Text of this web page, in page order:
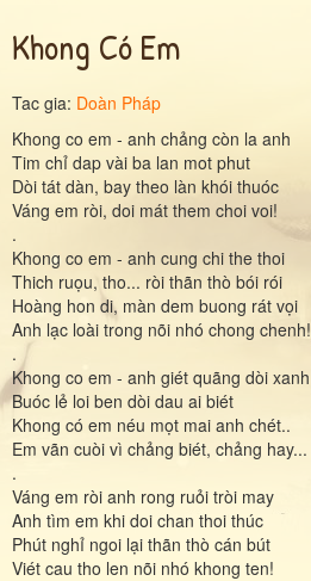
Khong Có Em
Tac gia: Doàn Pháp
Khong co em - anh chảng còn la anh
Tim chỉ dap vài ba lan mot phut
Dòi tát dàn, bay theo làn khói thuóc
Váng em ròi, doi mát them choi voi!
.
Khong co em - anh cung chi the thoi
Thich ruọu, tho... ròi thãn thò bói rói
Hoàng hon di, màn dem buong rát vọi
Anh lạc loài trong nõi nhó chong chenh!
.
Khong co em - anh giét quãng dòi xanh
Buóc lẻ loi ben dòi dau ai biét
Khong có em néu mọt mai anh chét..
Em vãn cuòi vì chảng biét, chảng hay...
.
Váng em ròi anh rong ruỏi tròi may
Anh tìm em khi doi chan thoi thúc
Phút nghỉ ngoi lại thãn thò cán bút
Viét cau tho len nõi nhó khong ten!